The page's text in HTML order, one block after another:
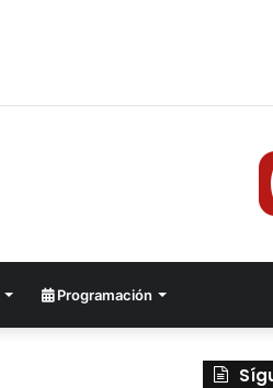
de Partidos Comunistas y Obreros
Programación